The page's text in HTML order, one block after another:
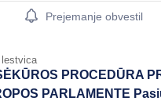
Portlet
Prejemanje obvestil
lestvica
PROCEDŪRA
PARLAMENTE